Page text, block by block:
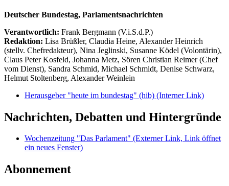
Deutscher Bundestag, Parlamentsnachrichten
Verantwortlich: Frank Bergmann (V.i.S.d.P.)
Redaktion: Lisa Brüßler, Claudia Heine, Alexander Heinrich
(stellv. Chefredakteur), Nina Jeglinski, Susanne Ködel (Volontärin),
Claus Peter Kosfeld, Johanna Metz, Sören Christian Reimer (Chef
vom Dienst), Sandra Schmid, Michael Schmidt, Denise Schwarz,
Helmut Stoltenberg, Alexander Weinlein
Herausgeber "heute im bundestag" (hib) (Interner Link)
Nachrichten, Debatten und Hintergründe
Wochenzeitung "Das Parlament" (Externer Link, Link öffnet
ein neues Fenster)
Abonnement